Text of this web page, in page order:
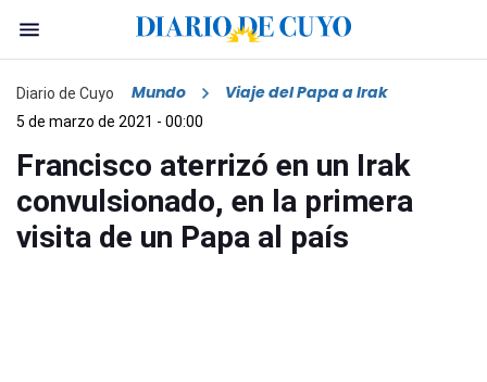
Diario de Cuyo Mundo Viaje del Papa a Irak
5 de marzo de 2021 - 00:00
Francisco aterrizó en un Irak
convulsionado, en la primera
visita de un Papa al país